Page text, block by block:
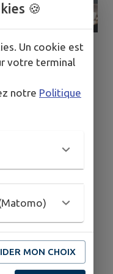
🍪
Un cookie est
votre terminal
notre Politique
MON CHOIX